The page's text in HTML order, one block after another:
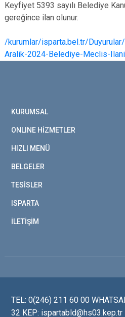
Keyfiyet 5393 sayılı Belediye
gereğince ilan olunur.
/kurumlar/isparta.bel.tr/
Aralik-2024-Belediye-Meclis-
KURUMSAL
ONLINE HİZMETLER
HIZLI MENÜ
BELGELER
TESİSLER
ISPARTA
İLETİŞİM
TEL: 0(246) 211 60 00
32 KEP: ispartabld@hs03.kep.tr